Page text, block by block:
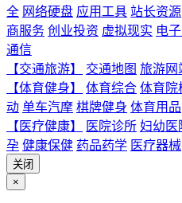
全 网络硬盘 应用工具 站长资源
商服务 创业投资 虚拟现实 电
通信
【交通旅游】
交通地图 旅游网
【体育健身】
体育综合 体育院
动 单车汽摩 棋牌健身 体育用品
【医疗健康】
医院诊所 妇幼医
孕 健康保健 药品药学 医疗器械
关闭
×